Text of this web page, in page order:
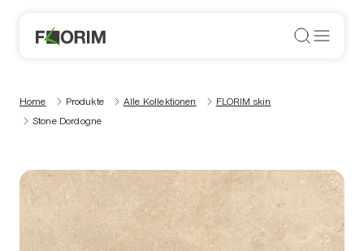
Home Produkte Alle Kollektionen
FLORIM skin
Stone Dordogne